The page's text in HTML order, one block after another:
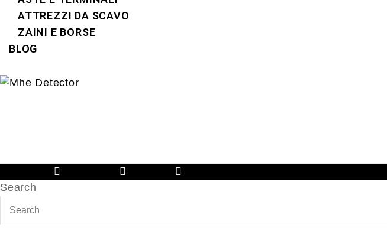
ATTREZZI DA SCAVO
ZAINI E BORSE
BLOG
Search